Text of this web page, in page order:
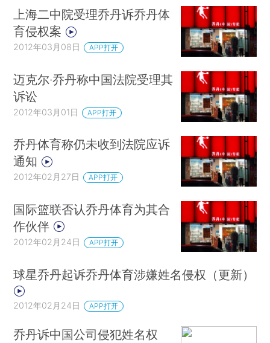
上海二中院受理乔丹诉乔丹体
育侵权案
2012年03月08日 APP打开
迈克尔·乔丹称中国法院受理其
诉讼
2012年03月01日 APP打开
乔丹体育称仍未收到法院应诉
通知
2012年02月27日 APP打开
国际篮联否认乔丹体育为其合
作伙伴
2012年02月24日 APP打开
球星乔丹起诉乔丹体育涉嫌姓名侵权（更新）
2012年02月24日 APP打开
乔丹诉中国公司侵犯姓名权